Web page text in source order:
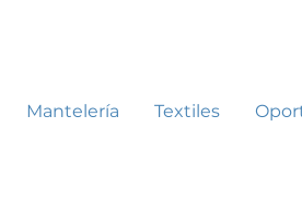
Mantelería Textiles